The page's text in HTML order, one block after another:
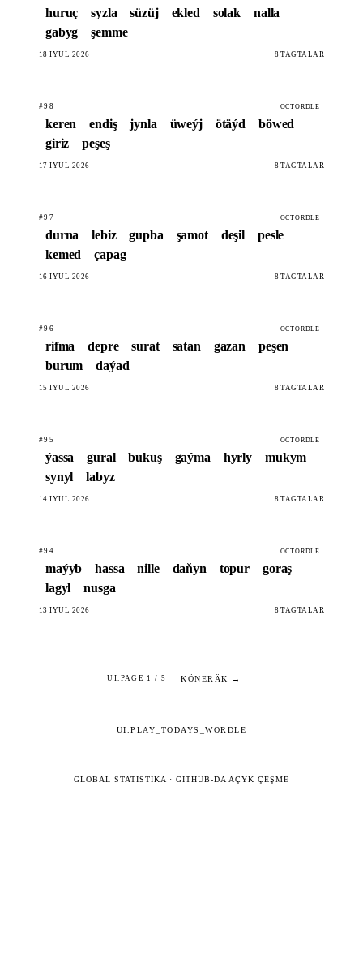
huruç syzla süzüj ekled solak
nalla
gabyg
şemme
18 IÝUL 2026 8 TAGTALAR
#98 OCTORDLE
keren endiş jynla üweýj ötäýd
böwed
giriz
peşeş
17 IÝUL 2026 8 TAGTALAR
#97 OCTORDLE
durna lebiz gupba şamot deşil
pesle
kemed
çapag
16 IÝUL 2026 8 TAGTALAR
#96 OCTORDLE
rifma depre surat satan gazan
peşen
burum
daýad
15 IÝUL 2026 8 TAGTALAR
#95 OCTORDLE
ýassa gural bukuş gaýma hyrly
mukym
synyl
labyz
14 IÝUL 2026 8 TAGTALAR
#94 OCTORDLE
maýyb hassa nille daňyn topur
goraş
lagyl
nusga
13 IÝUL 2026 8 TAGTALAR
UI.PAGE 1 / 5 KÖNERÄK →
UI.PLAY_TODAYS_WORDLE
GLOBAL STATISTIKA · GITHUB-DA AÇYK ÇEŞME